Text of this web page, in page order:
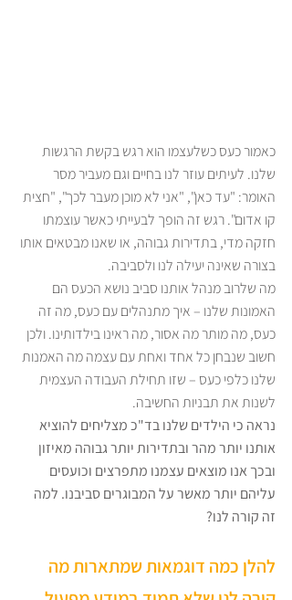
כאמור כעס כשלעצמו הוא רגש בקשת הרגשות
שלנו. לעיתים עוזר לנו בחיים וגם מעביר מסר
האומר: "עד כאן", "אני לא מוכן מעבר לכך", "חצית
קו אדום". רגש זה הופך לבעייתי כאשר עוצמתו
חזקה מדי, בתדירות גבוהה, או שאנו מבטאים אותו
בצורה שאינה יעילה לנו ולסביבה.
מה שלרוב מנהל אותנו סביב נושא הכעס הם
האמונות שלנו – איך מתנהלים עם כעס, מה זה
כעס, מה מותר מה אסור, מה ראינו בילדותינו. ולכן
חשוב שנבחן כל אחד ואחת עם עצמה מה האמנות
שלנו כלפי כעס – שזו תחילת העבודה העצמית
לשנות את תבניות החשיבה.
נראה כי הילדים שלנו בד"כ מצליחים להוציא
אותנו יותר מהר ובתדירות יותר גבוהה מאיזון
ובכך אנו מוצאים עצמנו מתפרצים וכועסים
עליהם יותר מאשר על המבוגרים סביבנו. למה
זה קורה לנו?
להלן כמה דוגמאות שמתארות מה